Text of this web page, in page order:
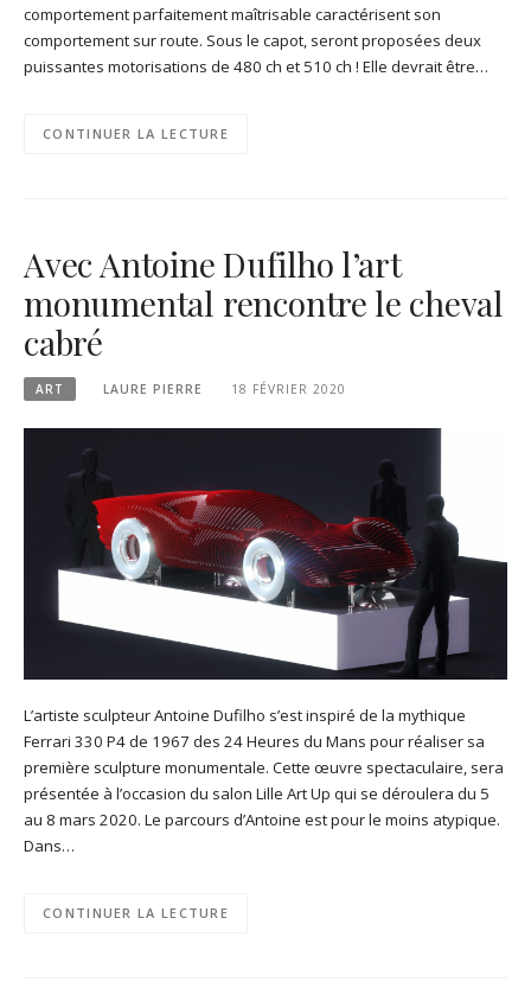
comportement parfaitement maîtrisable caractérisent son
comportement sur route. Sous le capot, seront proposées deux
puissantes motorisations de 480 ch et 510 ch ! Elle devrait être…
CONTINUER LA LECTURE
Avec Antoine Dufilho l’art
monumental rencontre le cheval
cabré
ART LAURE PIERRE 18 FÉVRIER 2020
L’artiste sculpteur Antoine Dufilho s’est inspiré de la mythique
Ferrari 330 P4 de 1967 des 24 Heures du Mans pour réaliser sa
première sculpture monumentale. Cette œuvre spectaculaire, sera
présentée à l’occasion du salon Lille Art Up qui se déroulera du 5
au 8 mars 2020. Le parcours d’Antoine est pour le moins atypique.
Dans…
CONTINUER LA LECTURE